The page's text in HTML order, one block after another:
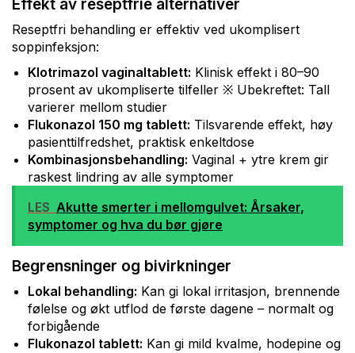
Effekt av reseptfrie alternativer
Reseptfri behandling er effektiv ved ukomplisert
soppinfeksjon:
Klotrimazol vaginaltablett: Klinisk effekt i 80–90
prosent av ukompliserte tilfeller ※ Ubekreftet: Tall
varierer mellom studier
Flukonazol 150 mg tablett: Tilsvarende effekt, høy
pasienttilfredshet, praktisk enkeltdose
Kombinasjonsbehandling: Vaginal + ytre krem gir
raskest lindring av alle symptomer
LES Akutte smerter i mellomgulvet: Årsaker,
symptomer og hva du bør gjøre
Begrensninger og bivirkninger
Lokal behandling: Kan gi lokal irritasjon, brennende
følelse og økt utflod de første dagene – normalt og
forbigående
Flukonazol tablett: Kan gi mild kvalme, hodepine og